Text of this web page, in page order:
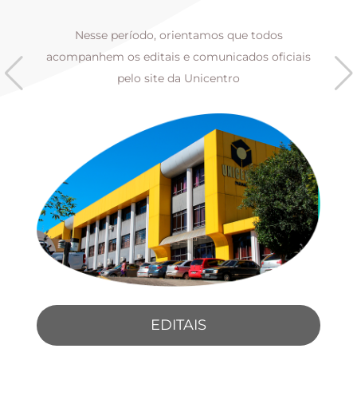
Nesse período, orientamos que todos
acompanhem os editais e comunicados oficiais
pelo site da Unicentro
EDITAIS